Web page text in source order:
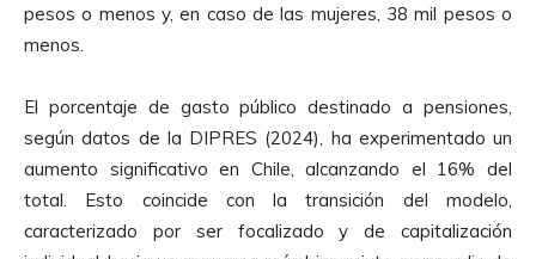
pesos o menos y, en caso de las mujeres, 38 mil pesos o
menos.
El porcentaje de gasto público destinado a pensiones,
según datos de la DIPRES (2024), ha experimentado un
aumento significativo en Chile, alcanzando el 16% del
total. Esto coincide con la transición del modelo,
caracterizado por ser focalizado y de capitalización